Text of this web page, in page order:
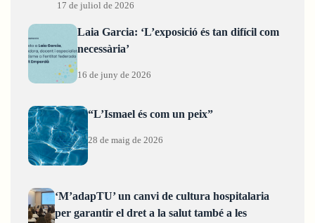
17 de juliol de 2026
Laia Garcia: ‘L’exposició és tan difícil com
necessària’
16 de juny de 2026
“L’Ismael és com un peix”
28 de maig de 2026
‘M’adapTU’ un canvi de cultura hospitalaria
per garantir el dret a la salut també a les